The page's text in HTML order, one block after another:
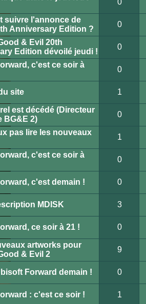
0
suivre l'annonce de
Anniversary Edition ?
0
& Evil 20th
Edition dévoilé jeudi !
0
c'est ce soir à
0
site 1
est décédé (Directeur
BG&E 2)
0
pas lire les nouveaux
1
c'est ce soir à
0
c'est demain ! 0
MDISK 3
ce soir à 21 ! 0
artworks pour
& Evil 2
9
Forward demain ! 0
: c'est ce soir ! 1